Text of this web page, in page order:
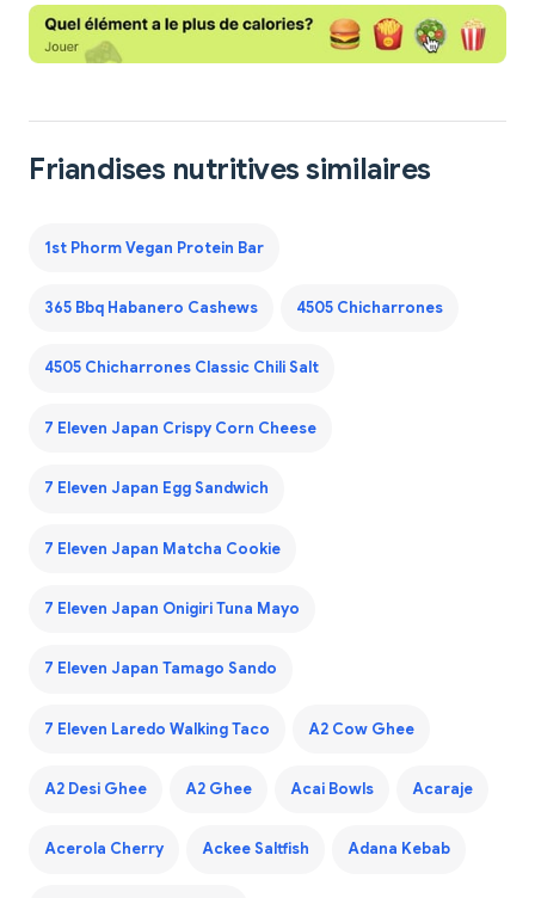
Friandises nutritives similaires
1st Phorm Vegan Protein Bar
365 Bbq Habanero Cashews 4505 Chicharrones
4505 Chicharrones Classic Chili Salt
7 Eleven Japan Crispy Corn Cheese
7 Eleven Japan Egg Sandwich
7 Eleven Japan Matcha Cookie
7 Eleven Japan Onigiri Tuna Mayo
7 Eleven Japan Tamago Sando
7 Eleven Laredo Walking Taco A2 Cow Ghee
A2 Desi Ghee A2 Ghee Acai Bowls Acaraje
Acerola Cherry Ackee Saltfish Adana Kebab